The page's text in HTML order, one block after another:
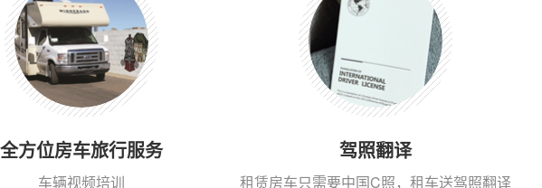
全方位房车旅行服务
车辆视频培训
驾照翻译
租赁房车只需要中国C照，租车送驾照翻译